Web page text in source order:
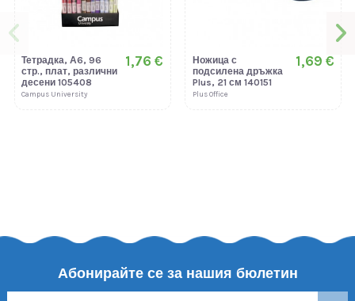
Тетрадка, А6, 96
стр., плат, различни
десени 105408
Campus University
1,76 €
Ножица с
подсилена дръжка
Plus, 21 см 140151
Plus Office
1,69 €
Абонирайте се за нашия бюлетин